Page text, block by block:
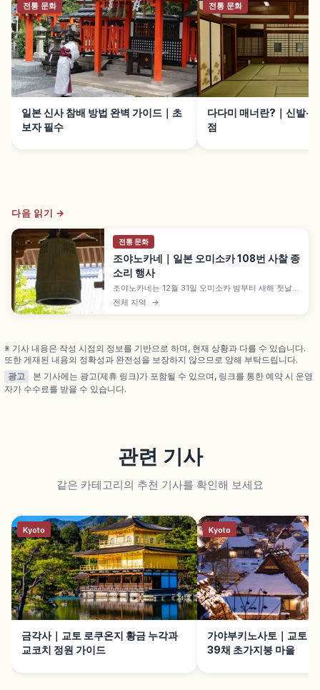
전통 문화
일본 신사 참배 방법 완벽 가이드｜초
보자 필수
전통 문화
다다미 매너란?｜신발·짐
점
다음 읽기 →
전통 문화
조야노카네｜일본 오미소카 108번 사찰 종
소리 행사
조야노카네는 12월 31일 오미소카 밤부터 새해 첫날에
걸쳐 사찰에서 본쇼를 108번 치는 일본 새해맞이 행사
입니다. 가마쿠라 시대 선종 사찰에서 도입된 후 무로
전체 지역 →
※ 기사 내용은 작성 시점의 정보를 기반으로 하며, 현재 상황과 다를 수 있습니다.
또한 게재된 내용의 정확성과 완전성을 보장하지 않으므로 양해 부탁드립니다.
광고
본 기사에는 광고(제휴 링크)가 포함될 수 있으며, 링크를 통한 예약 시 운영
자가 수수료를 받을 수 있습니다.
관련 기사
같은 카테고리의 추천 기사를 확인해 보세요
Kyoto
금각사｜교토 로쿠온지 황금 누각과
교코치 정원 가이드
Kyoto
가야부키노사토｜교토
39채 초가지붕 마을